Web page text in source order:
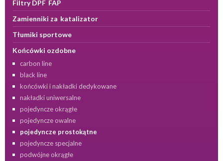
Filtry DPF FAP
Zamienniki za katalizator
Tłumiki sportowe
Końcówki ozdobne
carbon line
black line
końcówki i nakładki dedykowane
nakładki uniwersalne
pojedyncze okrągłe
pojedyncze owalne
pojedyncze prostokątne
pojedyncze specjalne
podwójne okrągłe